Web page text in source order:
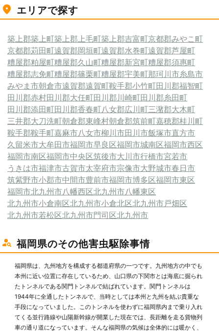
エリアで探す
築上郡築上町築上郡上毛町築上郡吉富町京都郡みやこ町
京都郡苅田町遠賀郡岡垣町遠賀郡水巻町遠賀郡芦屋町
糟屋郡粕屋町糟屋郡久山町糟屋郡新宮町糟屋郡須惠町
糟屋郡志免町糟屋郡篠栗町糟屋郡宇美町那珂川市糸島市
みやま市朝倉市遠賀郡遠賀町鞍手郡小竹町田川郡福智町
田川郡赤村田川郡大任町田川郡川崎町田川郡糸田町
田川郡添田町田川郡香春町八女郡広川町三潴郡大木町
三井郡大刀洗町朝倉郡東峰村朝倉郡筑前町嘉穂郡桂川町
鞍手郡鞍手町嘉麻市八女市柳川市田川市飯塚市直方市
久留米市大牟田市福岡市早良区福岡市城南区福岡市西区
福岡市南区福岡市中央区筑後市大川市行橋市宮若市
うきは市福津市古賀市太宰府市宗像市大野城市春日市
筑紫野市小郡市中間市豊前市福岡市博多区福岡市東区
福岡市北九州市八幡西区北九州市八幡東区
北九州市小倉南区北九州市小倉北区北九州市戸畑区
北九州市若松区北九州市門司区北九州市
福岡県のその他害虫駆除事情
福岡県は、九州地方を構成する都道府県の一つです。九州地方の中でも
本州に近い位置に存在しているため、山口県の下関市とは海底に掘られ
たトンネルである関門トンネルで結ばれています。関門トンネルは
1944年に全通したトンネルで、当時としては本州と九州を結ぶ貴重な
手段になっていました。このトンネルを使わずに福岡県内まで乗り入れ
てくる並行路線や山陽新幹線が開業した現在では、長距離を走る貨物列
車の通り道になっています。そんな福岡県の気候は全体的には暖かく、